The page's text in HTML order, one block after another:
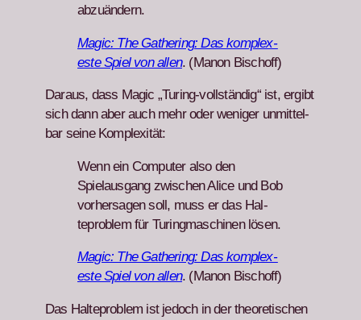
abzuän­dern.
Mag­ic: The Gath­er­ing: Das kom­plex­
este Spiel von allen. (Manon Bischoff)
Daraus, dass Mag­ic „Tur­ing-voll­ständig“ ist, ergibt
sich dann aber auch mehr oder weniger unmit­tel­
bar seine Kom­plex­ität:
Wenn ein Com­put­er also den
Spielaus­gang zwis­chen Alice und Bob
vorher­sagen soll, muss er das Hal­
teprob­lem für Tur­ing­maschi­nen lösen.
Mag­ic: The Gath­er­ing: Das kom­plex­
este Spiel von allen. (Manon Bischoff)
Das Hal­teprob­lem ist jedoch in der the­o­retis­chen